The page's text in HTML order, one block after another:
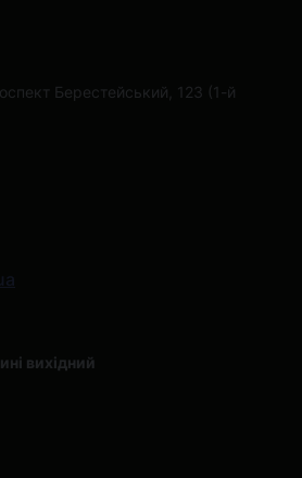
Берестейський, 123 (1-й
вихідний